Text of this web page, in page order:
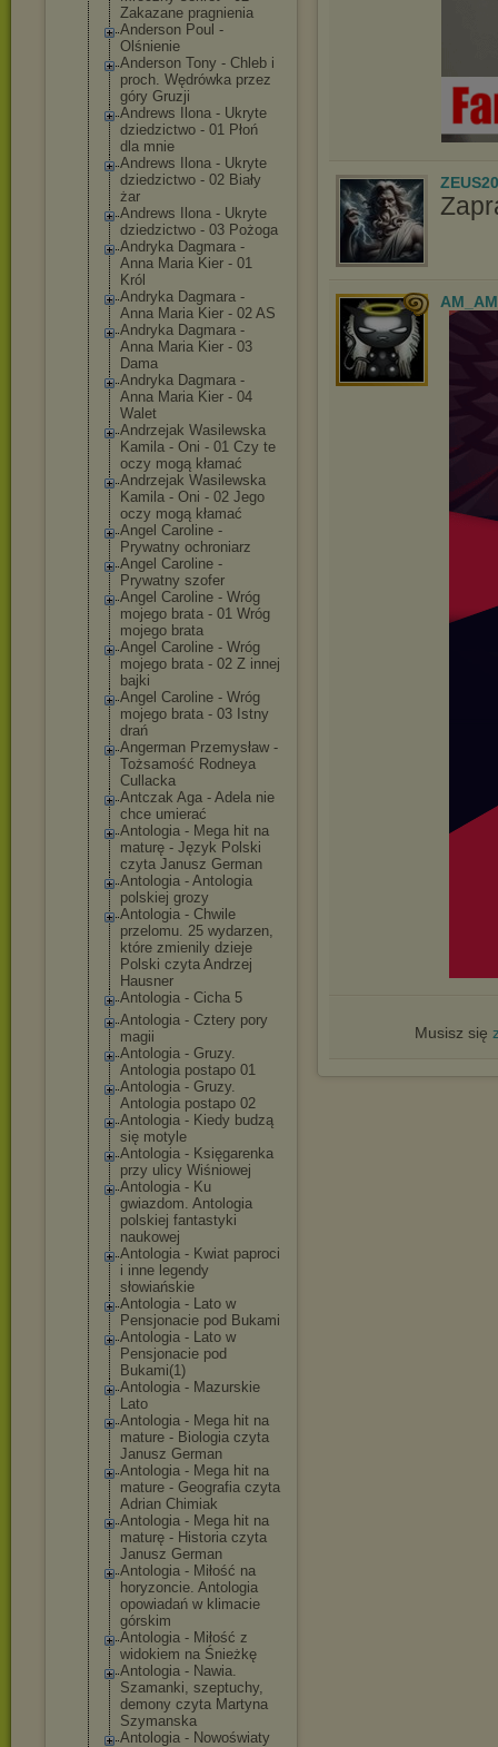
Zakazane pragnienia
Anderson Poul -
Olśnienie
Anderson Tony - Chleb i
proch. Wędrówka przez
góry Gruzji
Andrews Ilona - Ukryte
dziedzictwo - 01 Płoń
dla mnie
Andrews Ilona - Ukryte
dziedzictwo - 02 Biały
żar
Andrews Ilona - Ukryte
dziedzictwo - 03 Pożoga
Andryka Dagmara -
Anna Maria Kier - 01
Król
Andryka Dagmara -
Anna Maria Kier - 02 AS
Andryka Dagmara -
Anna Maria Kier - 03
Dama
Andryka Dagmara -
Anna Maria Kier - 04
Walet
Andrzejak Wasilewska
Kamila - Oni - 01 Czy te
oczy mogą kłamać
Andrzejak Wasilewska
Kamila - Oni - 02 Jego
oczy mogą kłamać
Angel Caroline -
Prywatny ochroniarz
Angel Caroline -
Prywatny szofer
Angel Caroline - Wróg
mojego brata - 01 Wróg
mojego brata
Angel Caroline - Wróg
mojego brata - 02 Z innej
bajki
Angel Caroline - Wróg
mojego brata - 03 Istny
drań
Angerman Przemysław -
Tożsamość Rodneya
Cullacka
Antczak Aga - Adela nie
chce umierać
Antologia - Mega hit na
maturę - Język Polski
czyta Janusz German
Antologia - Antologia
polskiej grozy
Antologia - Chwile
przelomu. 25 wydarzen,
które zmienily dzieje
Polski czyta Andrzej
Hausner
Antologia - Cicha 5
Antologia - Cztery pory
magii
Antologia - Gruzy.
Antologia postapo 01
Antologia - Gruzy.
Antologia postapo 02
Antologia - Kiedy budzą
się motyle
Antologia - Księgarenka
przy ulicy Wiśniowej
Antologia - Ku
gwiazdom. Antologia
polskiej fantastyki
naukowej
Antologia - Kwiat paproci
i inne legendy
słowiańskie
Antologia - Lato w
Pensjonacie pod Bukami
Antologia - Lato w
Pensjonacie pod
Bukami(1)
Antologia - Mazurskie
Lato
Antologia - Mega hit na
mature - Biologia czyta
Janusz German
Antologia - Mega hit na
mature - Geografia czyta
Adrian Chimiak
Antologia - Mega hit na
maturę - Historia czyta
Janusz German
Antologia - Miłość na
horyzoncie. Antologia
opowiadań w klimacie
górskim
Antologia - Miłość z
widokiem na Śnieżkę
Antologia - Nawia.
Szamanki, szeptuchy,
demony czyta Martyna
Szymanska
Antologia - Nowoświaty
AM_AM
Musisz się